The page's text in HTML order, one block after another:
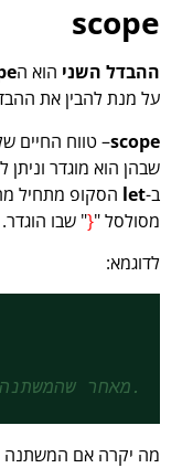
scope
ההבדל השני הוא ה
על מנת להבין את
scope– טווח החיים
שבהן הוא מוגדר
ב-let הסקופ מתחיל
מסולסל "{" שבו הוגדר.
לדוגמא:
//מאחר שהמשתנה הוגדר בבלוק של הפונקציה. כשיסתיים הבלוק המשתנה לא יוגדר.
מה יקרה אם המשתנה